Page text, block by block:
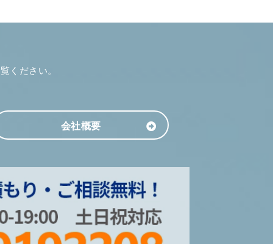
ください。
会社概要